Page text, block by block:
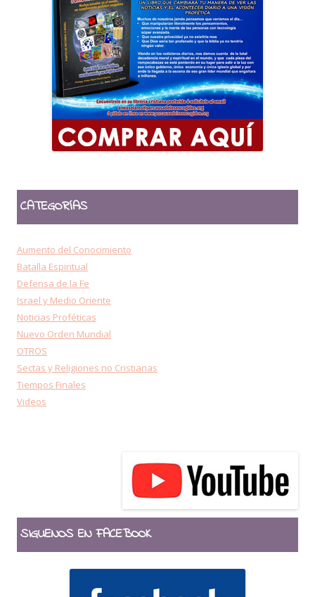
CATEGORÍAS
Aumento del Conocimiento
Batalla Espiritual
Defensa de la Fe
Israel y Medio Oriente
Noticias Proféticas
Nuevo Orden Mundial
OTROS
Sectas y Religiones no Cristianas
Tiempos Finales
Videos
SIGUENOS EN FACEBOOK